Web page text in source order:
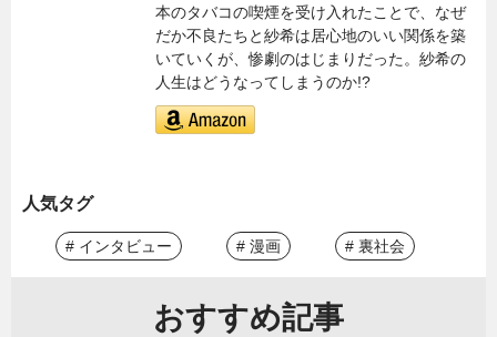
本のタバコの喫煙を受け入れたことで、なぜ
だか不良たちと紗希は居心地のいい関係を築
いていくが、惨劇のはじまりだった。紗希の
人生はどうなってしまうのか!?
人気タグ
# インタビュー # 漫画 # 裏社会
おすすめ記事